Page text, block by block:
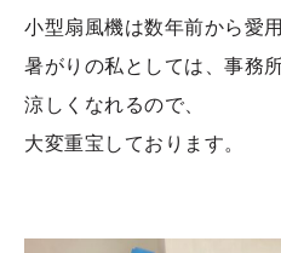
小型扇風機は数年前から愛
暑がりの私としては、事務
涼しくなれるので、
大変重宝しております。